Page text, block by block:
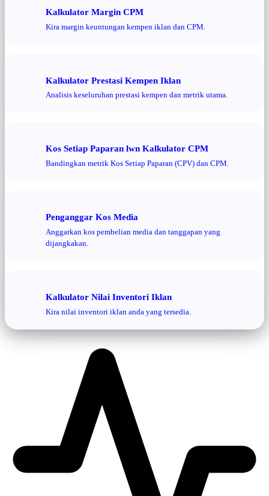
Kalkulator Margin CPM
Kira margin keuntungan kempen iklan dan CPM.
Kalkulator Prestasi Kempen Iklan
Analisis keseluruhan prestasi kempen dan metrik utama.
Kos Setiap Paparan lwn Kalkulator CPM
Bandingkan metrik Kos Setiap Paparan (CPV) dan CPM.
Penganggar Kos Media
Anggarkan kos pembelian media dan tanggapan yang
dijangkakan.
Kalkulator Nilai Inventori Iklan
Kira nilai inventori iklan anda yang tersedia.